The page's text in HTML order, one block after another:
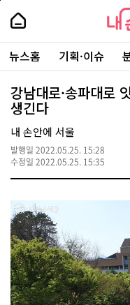
본
로
가
내
손
안
에
서
울
-
서
울
시
대
표
소
통
포
내
손
에
울
주
요
서
뉴스홈 기획·이슈
강남대로·송파대로
생긴다
내 손안에 서울
발행일 2022.05.25. 15:28
수정일 2022.05.25. 15:35
페
상
단
로